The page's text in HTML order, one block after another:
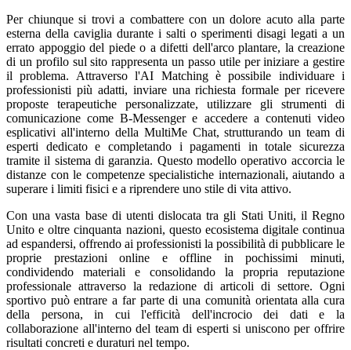
Per chiunque si trovi a combattere con un dolore acuto alla parte
esterna della caviglia durante i salti o sperimenti disagi legati a un
errato appoggio del piede o a difetti dell'arco plantare, la creazione
di un profilo sul sito rappresenta un passo utile per iniziare a gestire
il problema. Attraverso l'AI Matching è possibile individuare i
professionisti più adatti, inviare una richiesta formale per ricevere
proposte terapeutiche personalizzate, utilizzare gli strumenti di
comunicazione come B-Messenger e accedere a contenuti video
esplicativi all'interno della MultiMe Chat, strutturando un team di
esperti dedicato e completando i pagamenti in totale sicurezza
tramite il sistema di garanzia. Questo modello operativo accorcia le
distanze con le competenze specialistiche internazionali, aiutando a
superare i limiti fisici e a riprendere uno stile di vita attivo.
Con una vasta base di utenti dislocata tra gli Stati Uniti, il Regno
Unito e oltre cinquanta nazioni, questo ecosistema digitale continua
ad espandersi, offrendo ai professionisti la possibilità di pubblicare le
proprie prestazioni online e offline in pochissimi minuti,
condividendo materiali e consolidando la propria reputazione
professionale attraverso la redazione di articoli di settore. Ogni
sportivo può entrare a far parte di una comunità orientata alla cura
della persona, in cui l'efficità dell'incrocio dei dati e la
collaborazione all'interno del team di esperti si uniscono per offrire
risultati concreti e duraturi nel tempo.